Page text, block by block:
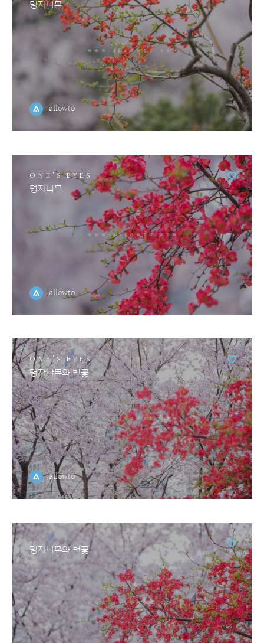
명자나무
allowto
ONE'S EYES
명자나무
allowto
ONE'S EYES
명자나무와 벚꽃
allowto
명자나무와 벚꽃